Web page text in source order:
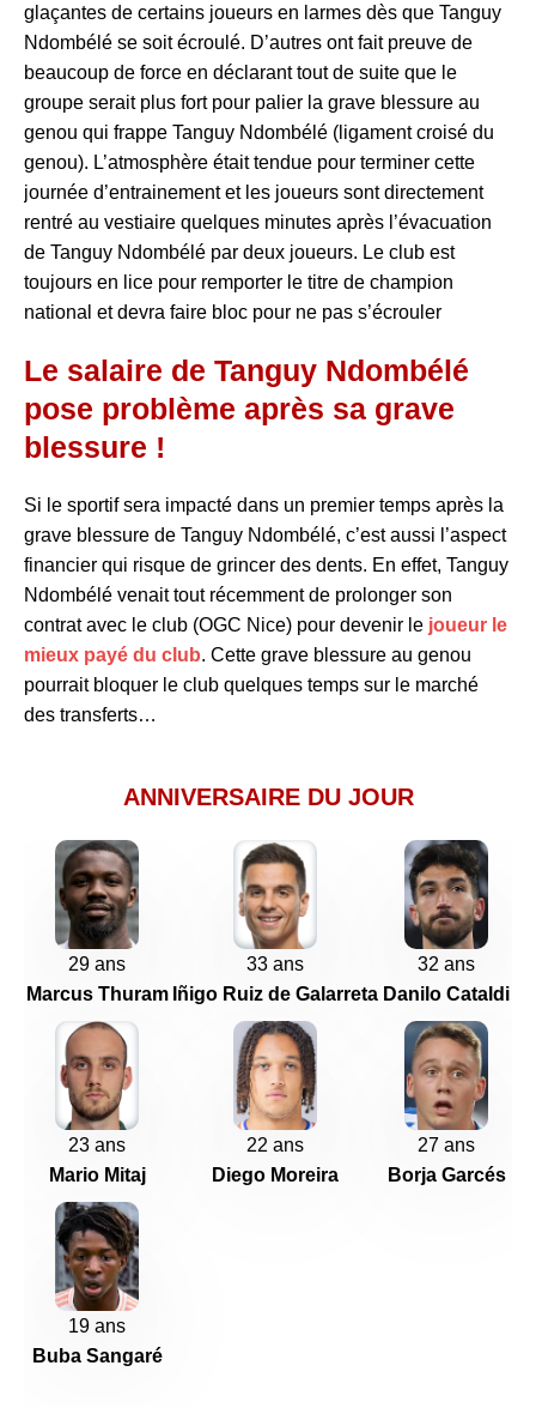
glaçantes de certains joueurs en larmes dès que Tanguy
Ndombélé se soit écroulé. D’autres ont fait preuve de
beaucoup de force en déclarant tout de suite que le
groupe serait plus fort pour palier la grave blessure au
genou qui frappe Tanguy Ndombélé (ligament croisé du
genou). L’atmosphère était tendue pour terminer cette
journée d’entrainement et les joueurs sont directement
rentré au vestiaire quelques minutes après l’évacuation
de Tanguy Ndombélé par deux joueurs. Le club est
toujours en lice pour remporter le titre de champion
national et devra faire bloc pour ne pas s’écrouler
Le salaire de Tanguy Ndombélé
pose problème après sa grave
blessure !
Si le sportif sera impacté dans un premier temps après la
grave blessure de Tanguy Ndombélé, c’est aussi l’aspect
financier qui risque de grincer des dents. En effet, Tanguy
Ndombélé venait tout récemment de prolonger son
contrat avec le club (OGC Nice) pour devenir le joueur le
mieux payé du club. Cette grave blessure au genou
pourrait bloquer le club quelques temps sur le marché
des transferts…
ANNIVERSAIRE DU JOUR
29 ans 33 ans
32 ans
Marcus Thuram Iñigo Ruiz de Galarreta Danilo Cataldi
23 ans 22 ans
27 ans
Mario Mitaj
Diego Moreira Borja Garcés
19 ans
Buba Sangaré